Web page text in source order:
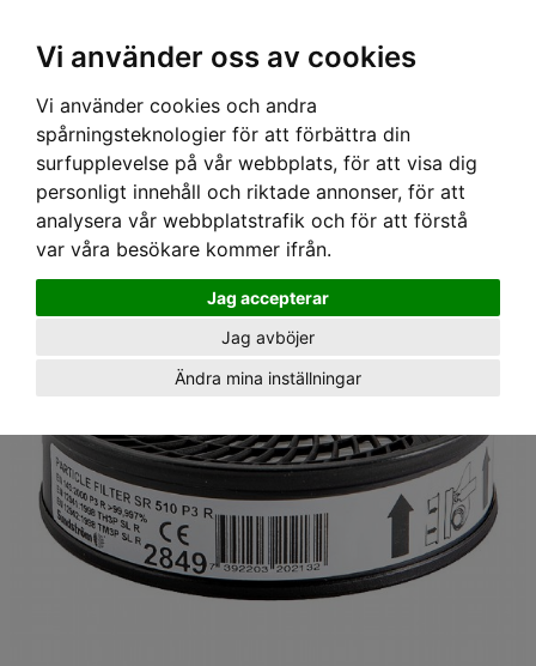
Vi använder oss av cookies
Vi använder cookies och andra
spårningsteknologier för att förbättra din
surfupplevelse på vår webbplats, för att visa dig
personligt innehåll och riktade annonser, för att
analysera vår webbplatstrafik och för att förstå
var våra besökare kommer ifrån.
Jag accepterar
Jag avböjer
Ändra mina inställningar
Hem›Utrustning›Andningsskydd› Filter› SR 510 P3 5p
Partikelfilter, Sundström